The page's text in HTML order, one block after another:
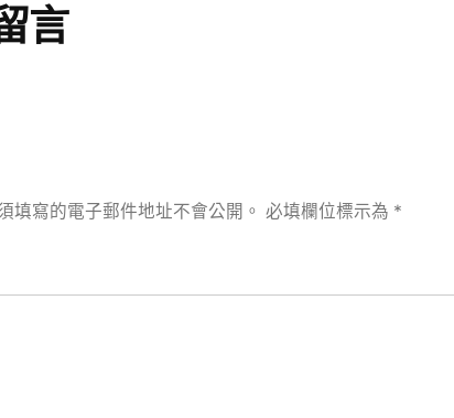
言
填寫的電子郵件地址不會公開。 必填欄位標示為 *